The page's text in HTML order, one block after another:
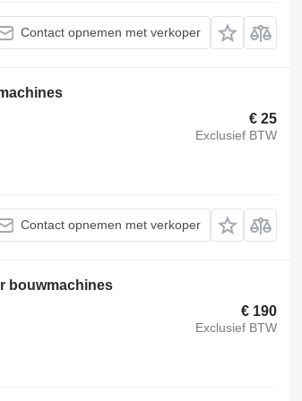
Contact opnemen met verkoper
€ 25
Exclusief BTW
Contact opnemen met verkoper
bouwmachines
€ 190
Exclusief BTW